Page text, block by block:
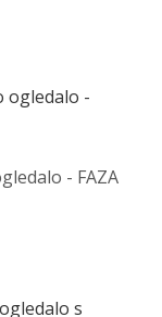
- FAZA